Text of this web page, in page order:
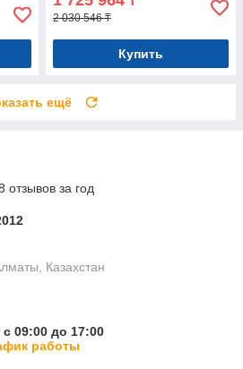
2 030 546 ₸
Купить
ещё
отзывов за год
Казахстан
09:00 до 17:00
работы